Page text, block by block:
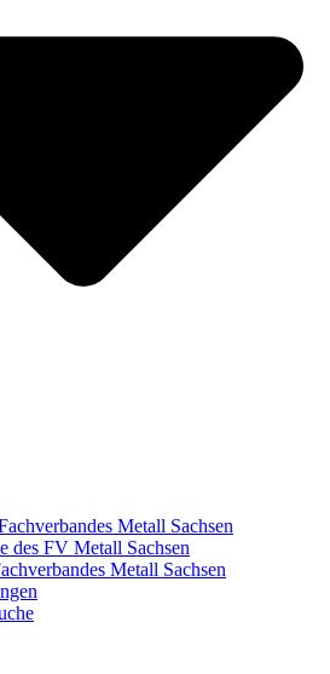
Metall Sachsen
des FV Metall Sachsen
Metall Sachsen